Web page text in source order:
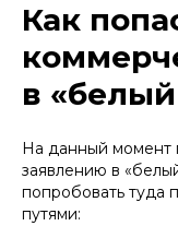
Как
в
На данный момент
заявлению в
попробовать туда
путями:
Объясняем
рекомендации,